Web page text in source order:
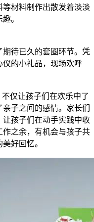
材料制作出散发着淡淡
。
待已久的套圈环节。凭
的小礼品，现场欢呼
仅让孩子们在欢乐中了
子之间的感情。家长们
孩子们在动手实践中收
之余，有机会与孩子共
好回忆。